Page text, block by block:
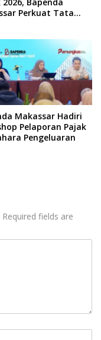
Perkuat Tata
Makassar Hadiri
Pelaporan Pajak
Pengeluaran
Required fields are